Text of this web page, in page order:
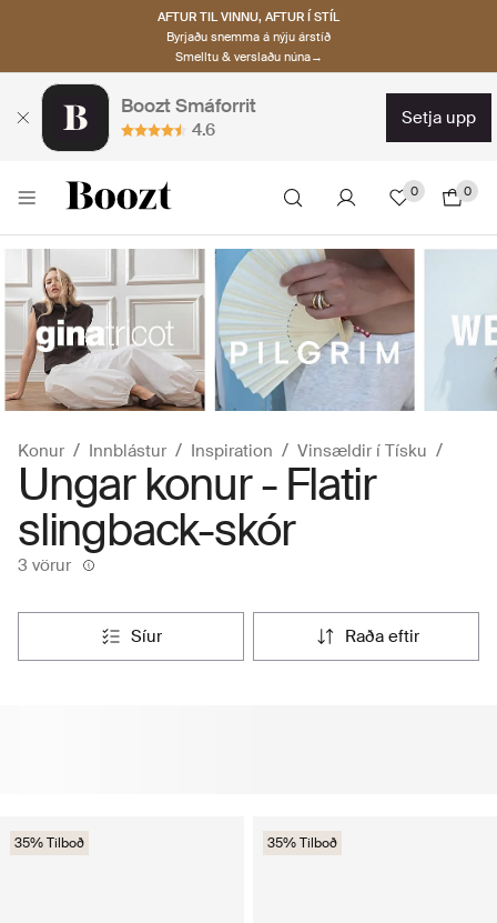
AFTUR TIL VINNU, AFTUR Í STÍL
Byrjaðu snemma á nýju árstíð
Smelltu & verslaðu núna→
Boozt Smáforrit
4.6
setja upp
0 0
Konur Innblástur Inspiration Vinsældir í Tísku
Ungar konur - Flatir
slingback-skór
3 vörur
síur raða eftir
35% Tilboð 35% Tilboð